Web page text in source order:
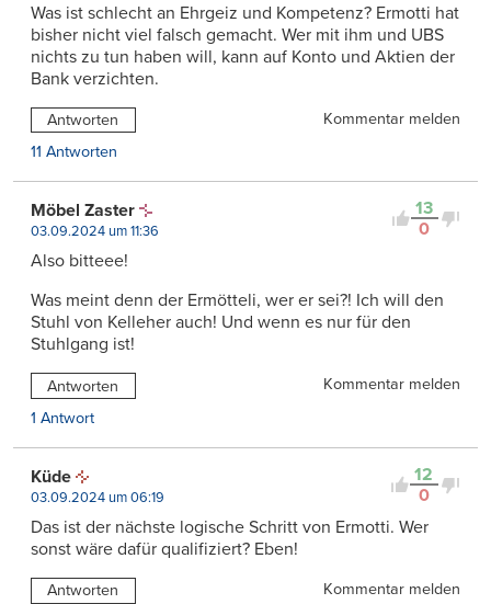
Was ist schlecht an Ehrgeiz und Kompetenz? Ermotti hat
bisher nicht viel falsch gemacht. Wer mit ihm und UBS
nichts zu tun haben will, kann auf Konto und Aktien der
Bank verzichten.
Antworten
Kommentar melden
11 Antworten
13
0
Möbel Zaster
03.09.2024 um 11:36
Also bitteee!
Was meint denn der Ermötteli, wer er sei?! Ich will den
Stuhl von Kelleher auch! Und wenn es nur für den
Stuhlgang ist!
Antworten
Kommentar melden
1 Antwort
12
0
Küde
03.09.2024 um 06:19
Das ist der nächste logische Schritt von Ermotti. Wer
sonst wäre dafür qualifiziert? Eben!
Antworten
Kommentar melden